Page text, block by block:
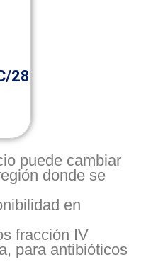
28
puede cambiar
donde se
en
fracción IV
para antibióticos